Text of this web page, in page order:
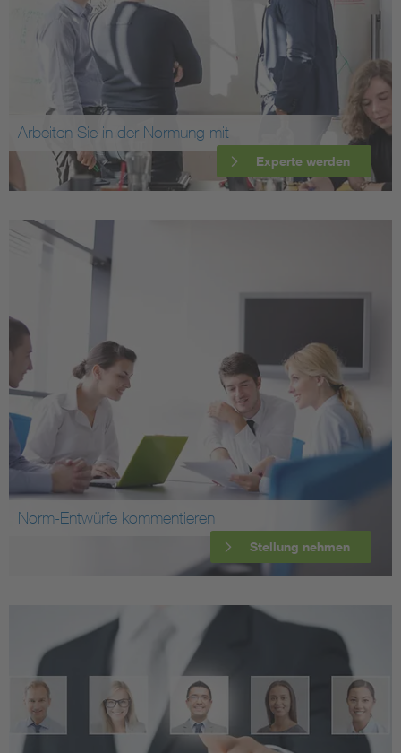
Arbeiten Sie in der Normung mit
Experte werden
Norm-Entwürfe kommentieren
Stellung nehmen